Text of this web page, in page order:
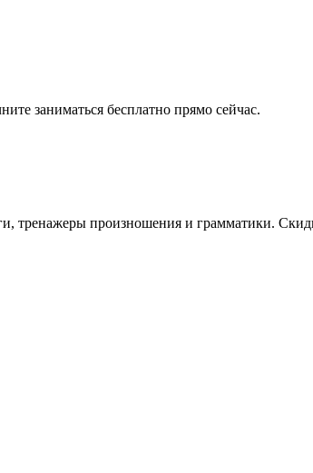
заниматься бесплатно прямо сейчас.
тренажеры произношения и грамматики.